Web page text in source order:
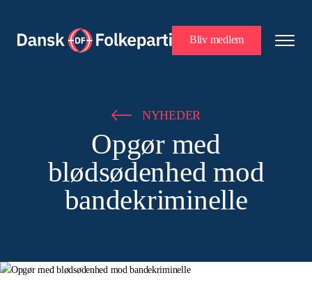
Bliv medlem
NYHEDER
Opgør med
blødsødenhed mod
bandekriminelle